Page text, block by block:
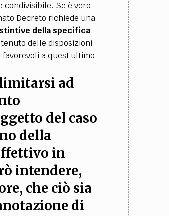
condivisibile. Se è vero
Decreto richiede una
della specifica
delle disposizioni
a quest’ultimo.
ad
del caso
della
in
intendere,
che ciò sia
di